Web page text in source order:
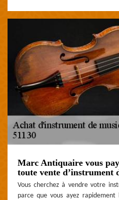
Marc Antiquaire vous
toute vente d’instrument
Vous cherchez à vendre votre
parce que vous ayez rapidement